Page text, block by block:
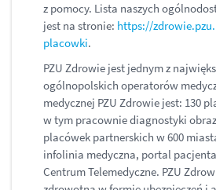
z pomocy. Lista naszych
jest na stronie: https://
placowki.
PZU Zdrowie jest jednym z
ogólnopolskich operatorów
medycznej PZU Zdrowie jest: 130
w tym pracownie diagnostyki
placówek partnerskich w 600
infolinia medyczna, portal
Centrum Telemedyczne. PZU